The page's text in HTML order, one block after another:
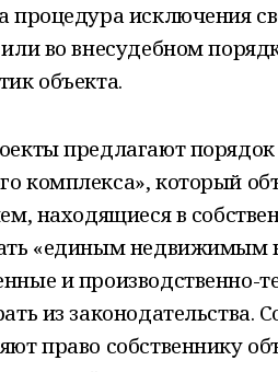
процедура исключения
во внесудебном
объекта.
предлагают
комплекса», который
находящиеся в
«единым недвижимым
и производственно-
из законодательства.
право собственнику